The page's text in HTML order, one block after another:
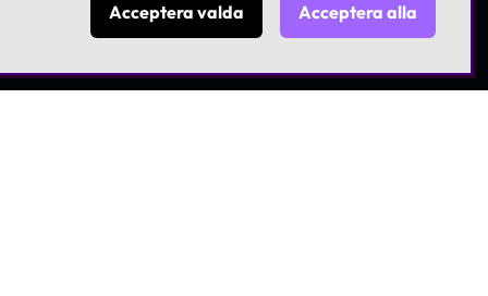
Acceptera valda Acceptera alla